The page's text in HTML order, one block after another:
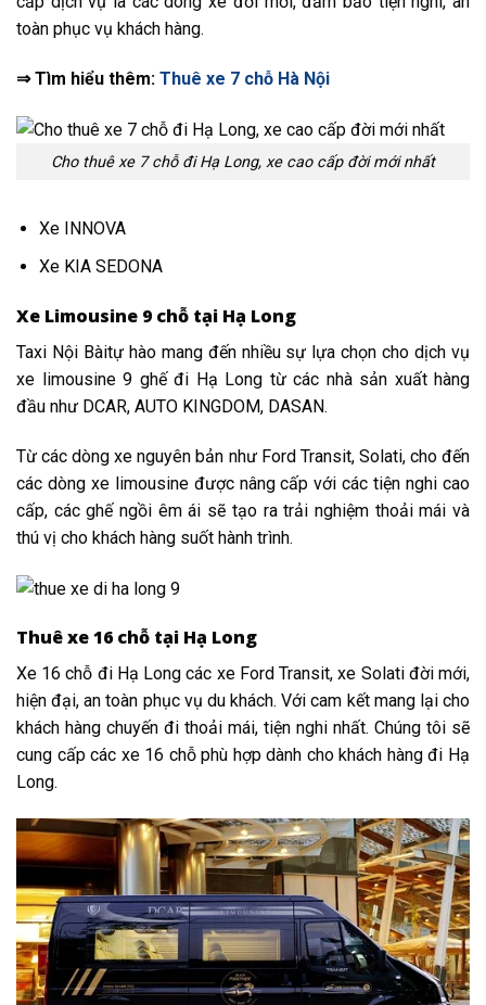
toàn phục vụ khách hàng.
⇒ Tìm hiểu thêm: Thuê xe 7 chỗ Hà Nội
Cho thuê xe 7 chỗ đi Hạ Long, xe cao cấp đời mới nhất
Xe INNOVA
Xe KIA SEDONA
Xe Limousine 9 chỗ tại Hạ Long
Taxi Nội Bàitự hào mang đến nhiều sự lựa chọn cho dịch vụ
xe limousine 9 ghế đi Hạ Long từ các nhà sản xuất hàng
đầu như DCAR, AUTO KINGDOM, DASAN.
Từ các dòng xe nguyên bản như Ford Transit, Solati, cho đến
các dòng xe limousine được nâng cấp với các tiện nghi cao
cấp, các ghế ngồi êm ái sẽ tạo ra trải nghiệm thoải mái và
thú vị cho khách hàng suốt hành trình.
Thuê xe 16 chỗ tại Hạ Long
Xe 16 chỗ đi Hạ Long các xe Ford Transit, xe Solati đời mới,
hiện đại, an toàn phục vụ du khách. Với cam kết mang lại cho
khách hàng chuyến đi thoải mái, tiện nghi nhất. Chúng tôi sẽ
cung cấp các xe 16 chỗ phù hợp dành cho khách hàng đi Hạ
Long.